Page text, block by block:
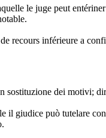
le juge peut
recours inférieure a
dei motivi;
il giudice può tutelare